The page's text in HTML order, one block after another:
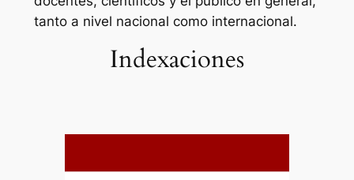
tanto a nivel nacional como internacional.
Indexaciones